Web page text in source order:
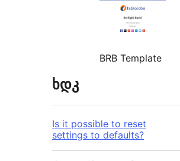
BRB Template
ხდკ
Is it possible to reset
settings to defaults?